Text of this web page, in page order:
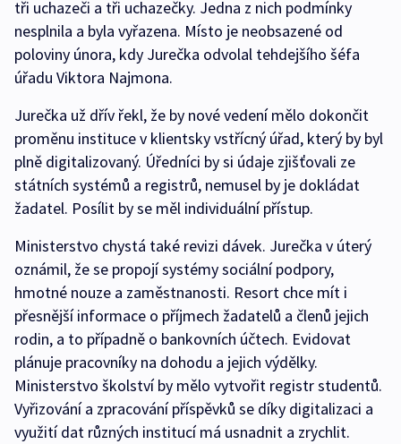
tři uchazeči a tři uchazečky. Jedna z nich podmínky
nesplnila a byla vyřazena. Místo je neobsazené od
poloviny února, kdy Jurečka odvolal tehdejšího šéfa
úřadu Viktora Najmona.
Jurečka už dřív řekl, že by nové vedení mělo dokončit
proměnu instituce v klientsky vstřícný úřad, který by byl
plně digitalizovaný. Úředníci by si údaje zjišťovali ze
státních systémů a registrů, nemusel by je dokládat
žadatel. Posílit by se měl individuální přístup.
Ministerstvo chystá také revizi dávek. Jurečka v úterý
oznámil, že se propojí systémy sociální podpory,
hmotné nouze a zaměstnanosti. Resort chce mít i
přesnější informace o příjmech žadatelů a členů jejich
rodin, a to případně o bankovních účtech. Evidovat
plánuje pracovníky na dohodu a jejich výdělky.
Ministerstvo školství by mělo vytvořit registr studentů.
Vyřizování a zpracování příspěvků se díky digitalizaci a
využití dat různých institucí má usnadnit a zrychlit.